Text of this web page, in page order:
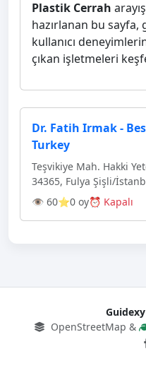
Plastik Cerrah
hazırlanan bu
kullanıcı
çıkan işletmeleri
Dr. Fatih Irmak -
Turkey
Teşvikiye Mah. Hakki
34365, Fulya Şişli/
👁 60⭐0 oy⏰ Kapalı
OpenStreetMap &